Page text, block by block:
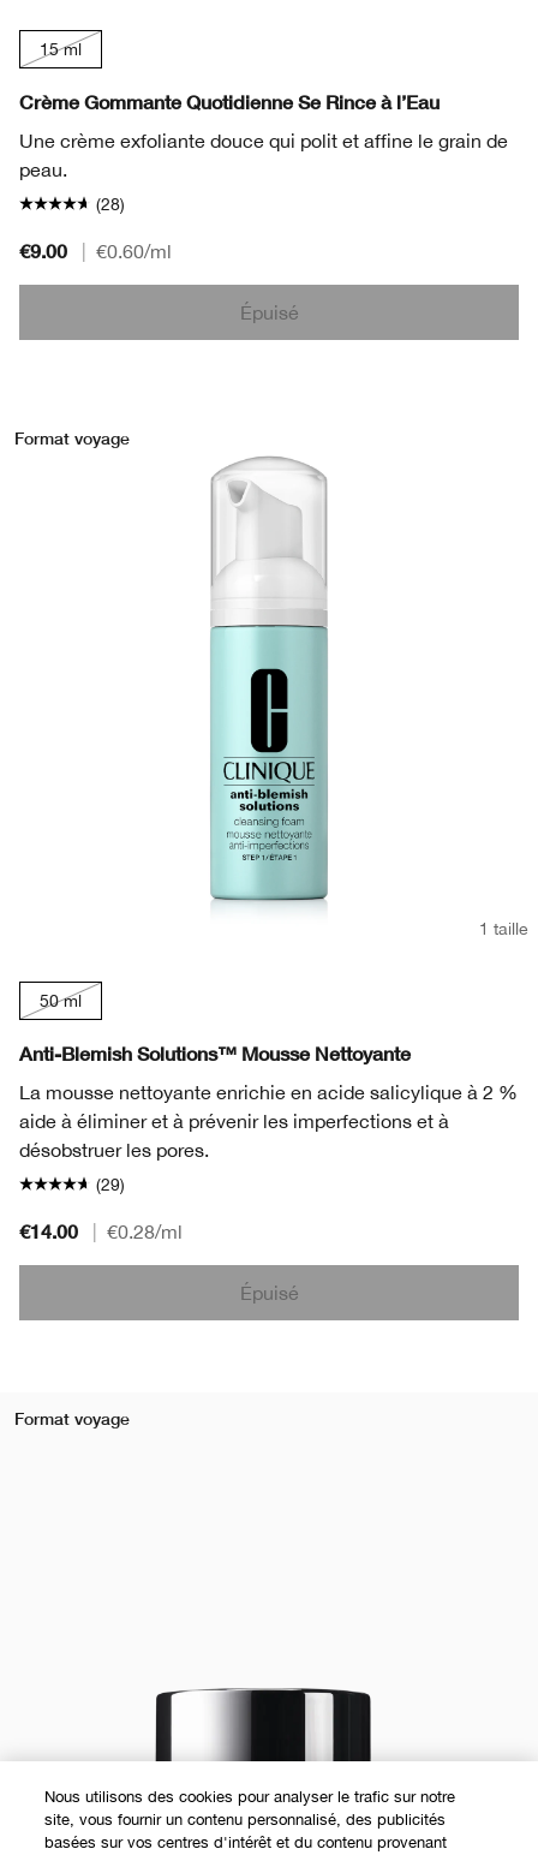
15 ml
Crème Gommante Quotidienne Se Rince à l’Eau
Une crème exfoliante douce qui polit et affine le grain de
peau.
(28)
€9.00 €0.60/ml
Épuisé
Format voyage
1 taille
50 ml
Anti-Blemish Solutions™ Mousse Nettoyante
La mousse nettoyante enrichie en acide salicylique à 2 %
aide à éliminer et à prévenir les imperfections et à
désobstruer les pores.
(29)
€14.00 €0.28/ml
Épuisé
Format voyage
Nous utilisons des cookies pour analyser le trafic sur notre
site, vous fournir un contenu personnalisé, des publicités
basées sur vos centres d'intérêt et du contenu provenant